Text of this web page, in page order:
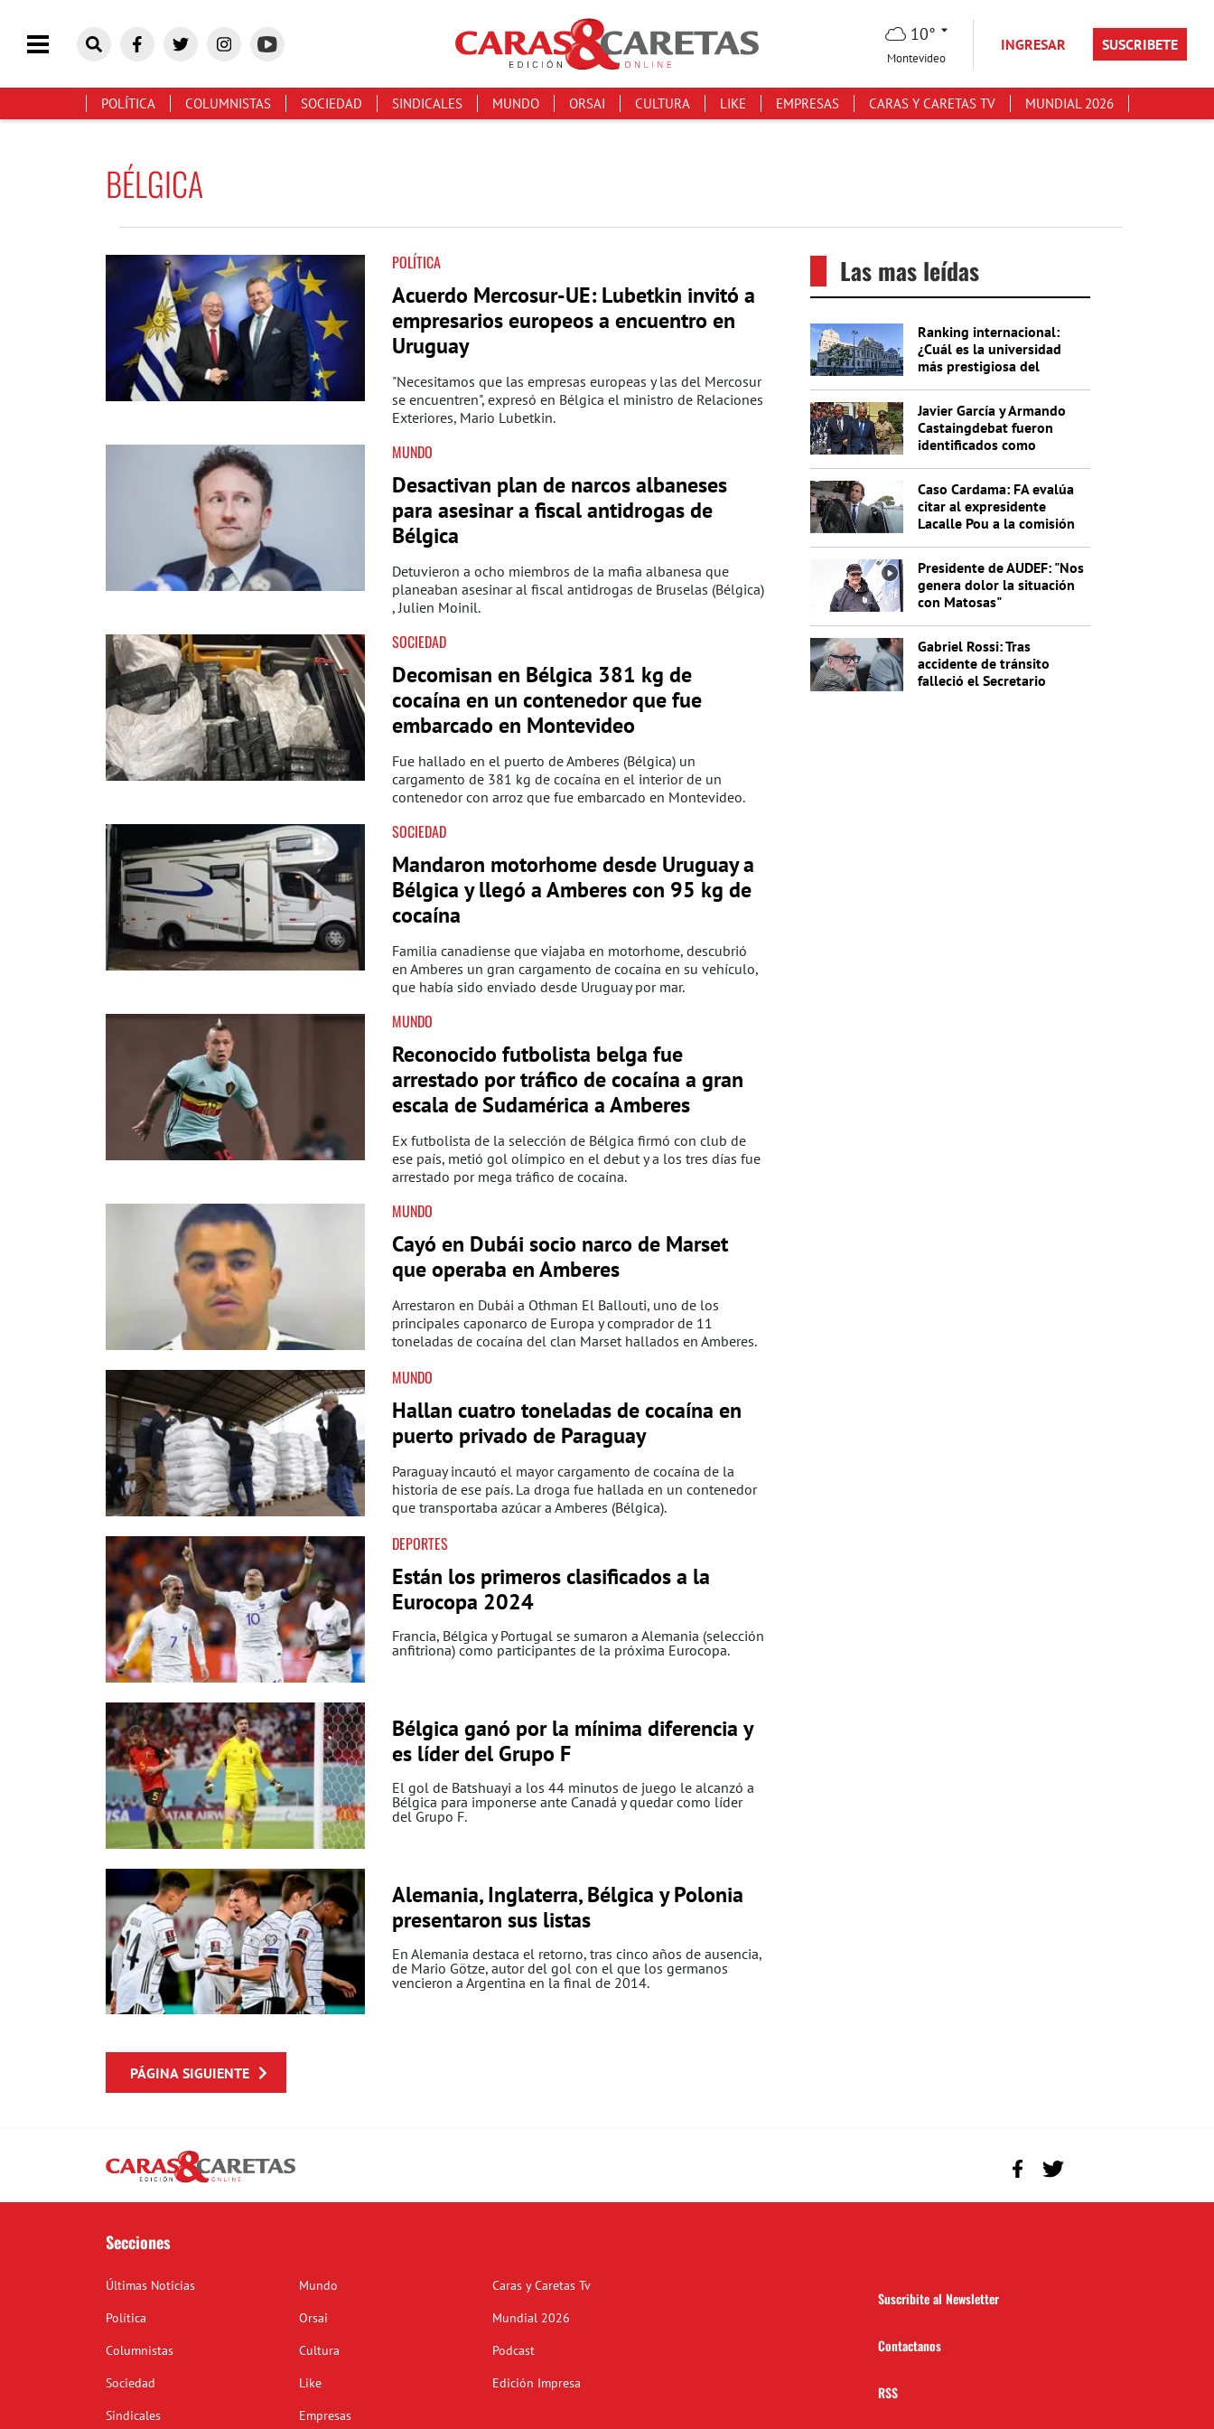
10°
Montevideo
INGRESAR SUSCRIBETE
POLÍTICA COLUMNISTAS SOCIEDAD SINDICALES MUNDO ORSAI CULTURA LIKE EMPRESAS CARAS Y CARETAS TV MUNDIAL 2026
BÉLGICA
POLÍTICA
Acuerdo Mercosur-UE: Lubetkin invitó a
empresarios europeos a encuentro en
Uruguay
"Necesitamos que las empresas europeas y las del Mercosur
se encuentren", expresó en Bélgica el ministro de Relaciones
Exteriores, Mario Lubetkin.
MUNDO
Desactivan plan de narcos albaneses
para asesinar a fiscal antidrogas de
Bélgica
Detuvieron a ocho miembros de la mafia albanesa que
planeaban asesinar al fiscal antidrogas de Bruselas (Bélgica)
, Julien Moinil.
SOCIEDAD
Decomisan en Bélgica 381 kg de
cocaína en un contenedor que fue
embarcado en Montevideo
Fue hallado en el puerto de Amberes (Bélgica) un
cargamento de 381 kg de cocaína en el interior de un
contenedor con arroz que fue embarcado en Montevideo.
SOCIEDAD
Mandaron motorhome desde Uruguay a
Bélgica y llegó a Amberes con 95 kg de
cocaína
Familia canadiense que viajaba en motorhome, descubrió
en Amberes un gran cargamento de cocaína en su vehículo,
que había sido enviado desde Uruguay por mar.
MUNDO
Reconocido futbolista belga fue
arrestado por tráfico de cocaína a gran
escala de Sudamérica a Amberes
Ex futbolista de la selección de Bélgica firmó con club de
ese país, metió gol olímpico en el debut y a los tres días fue
arrestado por mega tráfico de cocaína.
MUNDO
Cayó en Dubái socio narco de Marset
que operaba en Amberes
Arrestaron en Dubái a Othman El Ballouti, uno de los
principales caponarco de Europa y comprador de 11
toneladas de cocaína del clan Marset hallados en Amberes.
MUNDO
Hallan cuatro toneladas de cocaína en
puerto privado de Paraguay
Paraguay incautó el mayor cargamento de cocaína de la
historia de ese país. La droga fue hallada en un contenedor
que transportaba azúcar a Amberes (Bélgica).
DEPORTES
Están los primeros clasificados a la
Eurocopa 2024
Francia, Bélgica y Portugal se sumaron a Alemania (selección
anfitriona) como participantes de la próxima Eurocopa.
Bélgica ganó por la mínima diferencia y
es líder del Grupo F
El gol de Batshuayi a los 44 minutos de juego le alcanzó a
Bélgica para imponerse ante Canadá y quedar como líder
del Grupo F.
Alemania, Inglaterra, Bélgica y Polonia
presentaron sus listas
En Alemania destaca el retorno, tras cinco años de ausencia,
de Mario Götze, autor del gol con el que los germanos
vencieron a Argentina en la final de 2014.
PÁGINA SIGUIENTE
Las mas leídas
Ranking internacional:
¿Cuál es la universidad
más prestigiosa del
Javier García y Armando
Castaingdebat fueron
identificados como
Caso Cardama: FA evalúa
citar al expresidente
Lacalle Pou a la comisión
Presidente de AUDEF: "Nos
genera dolor la situación
con Matosas"
Gabriel Rossi: Tras
accidente de tránsito
falleció el Secretario
Secciones
Últimas Noticias
Política
Columnistas
Sociedad
Sindicales
Mundo
Orsai
Cultura
Like
Empresas
Caras y Caretas Tv
Mundial 2026
Podcast
Edición Impresa
Suscribite al Newsletter
Contactanos
RSS